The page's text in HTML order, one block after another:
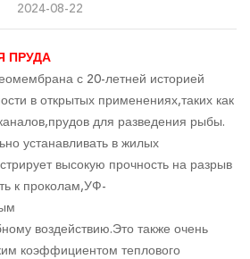
2024-08-22
ПРУДА
с 20-летней историей
в открытых применениях,таких как
для разведения рыбы.
устанавливать в жилых
высокую прочность на разрыв
к проколам,УФ-
воздействию.Это также очень
коэффициентом теплового